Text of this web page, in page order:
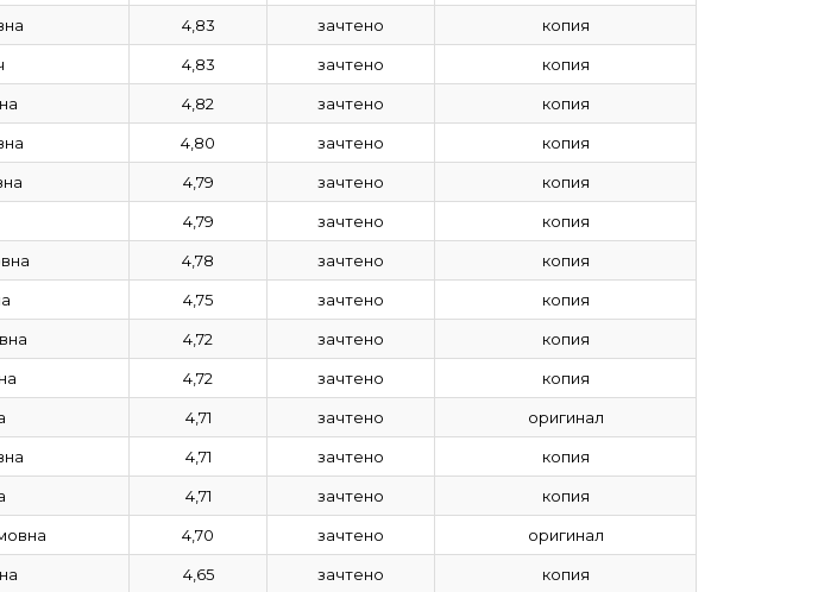
4,83 зачтено копия
4,83 зачтено копия
4,82 зачтено копия
4,80 зачтено копия
4,79 зачтено копия
4,79 зачтено копия
4,78 зачтено копия
4,75 зачтено копия
4,72 зачтено копия
4,72 зачтено копия
4,71 зачтено оригинал
4,71 зачтено копия
4,71 зачтено копия
4,70 зачтено оригинал
4,65 зачтено копия